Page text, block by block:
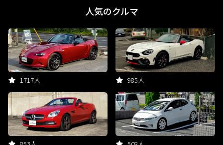
人気のクルマ
1717人 985人